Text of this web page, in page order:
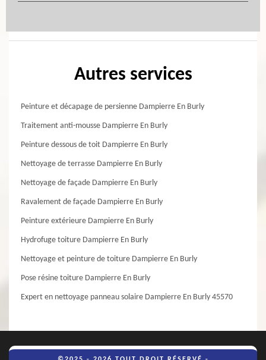
Autres services
Peinture et décapage de persienne Dampierre En Burly
Traitement anti-mousse Dampierre En Burly
Peinture dessous de toit Dampierre En Burly
Nettoyage de terrasse Dampierre En Burly
Nettoyage de façade Dampierre En Burly
Ravalement de façade Dampierre En Burly
Peinture extérieure Dampierre En Burly
Hydrofuge toiture Dampierre En Burly
Nettoyage et peinture de toiture Dampierre En Burly
Pose résine toiture Dampierre En Burly
Expert en nettoyage panneau solaire Dampierre En Burly 45570